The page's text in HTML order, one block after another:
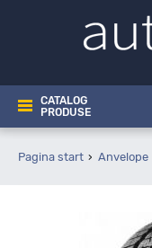
CATALOG
PRODUSE
Pagina start Anvelope